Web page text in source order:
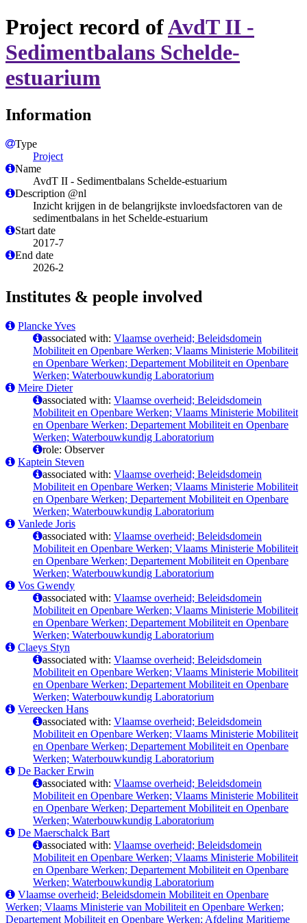
Project record ofAvdT II -
Sedimentbalans Schelde-
estuarium
Information
Type
Project
Name
AvdT II - Sedimentbalans Schelde-estuarium
Description @nl
Inzicht krijgen in de belangrijkste invloedsfactoren van de
sedimentbalans in het Schelde-estuarium
Start date
2017-7
End date
2026-2
Institutes & people involved
Plancke Yves
associated with: Vlaamse overheid; Beleidsdomein
Mobiliteit en Openbare Werken; Vlaams Ministerie Mobiliteit
en Openbare Werken; Departement Mobiliteit en Openbare
Werken; Waterbouwkundig Laboratorium
Meire Dieter
associated with: Vlaamse overheid; Beleidsdomein
Mobiliteit en Openbare Werken; Vlaams Ministerie Mobiliteit
en Openbare Werken; Departement Mobiliteit en Openbare
Werken; Waterbouwkundig Laboratorium
role: Observer
Kaptein Steven
associated with: Vlaamse overheid; Beleidsdomein
Mobiliteit en Openbare Werken; Vlaams Ministerie Mobiliteit
en Openbare Werken; Departement Mobiliteit en Openbare
Werken; Waterbouwkundig Laboratorium
Vanlede Joris
associated with: Vlaamse overheid; Beleidsdomein
Mobiliteit en Openbare Werken; Vlaams Ministerie Mobiliteit
en Openbare Werken; Departement Mobiliteit en Openbare
Werken; Waterbouwkundig Laboratorium
Vos Gwendy
associated with: Vlaamse overheid; Beleidsdomein
Mobiliteit en Openbare Werken; Vlaams Ministerie Mobiliteit
en Openbare Werken; Departement Mobiliteit en Openbare
Werken; Waterbouwkundig Laboratorium
Claeys Styn
associated with: Vlaamse overheid; Beleidsdomein
Mobiliteit en Openbare Werken; Vlaams Ministerie Mobiliteit
en Openbare Werken; Departement Mobiliteit en Openbare
Werken; Waterbouwkundig Laboratorium
Vereecken Hans
associated with: Vlaamse overheid; Beleidsdomein
Mobiliteit en Openbare Werken; Vlaams Ministerie Mobiliteit
en Openbare Werken; Departement Mobiliteit en Openbare
Werken; Waterbouwkundig Laboratorium
De Backer Erwin
associated with: Vlaamse overheid; Beleidsdomein
Mobiliteit en Openbare Werken; Vlaams Ministerie Mobiliteit
en Openbare Werken; Departement Mobiliteit en Openbare
Werken; Waterbouwkundig Laboratorium
De Maerschalck Bart
associated with: Vlaamse overheid; Beleidsdomein
Mobiliteit en Openbare Werken; Vlaams Ministerie Mobiliteit
en Openbare Werken; Departement Mobiliteit en Openbare
Werken; Waterbouwkundig Laboratorium
Vlaamse overheid; Beleidsdomein Mobiliteit en Openbare
Werken; Vlaams Ministerie van Mobiliteit en Openbare Werken;
Departement Mobiliteit en Openbare Werken; Afdeling Maritieme